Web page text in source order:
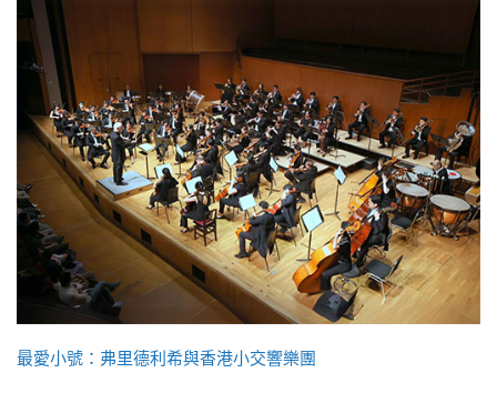
最愛小號：弗里德利希與香港小交響樂團